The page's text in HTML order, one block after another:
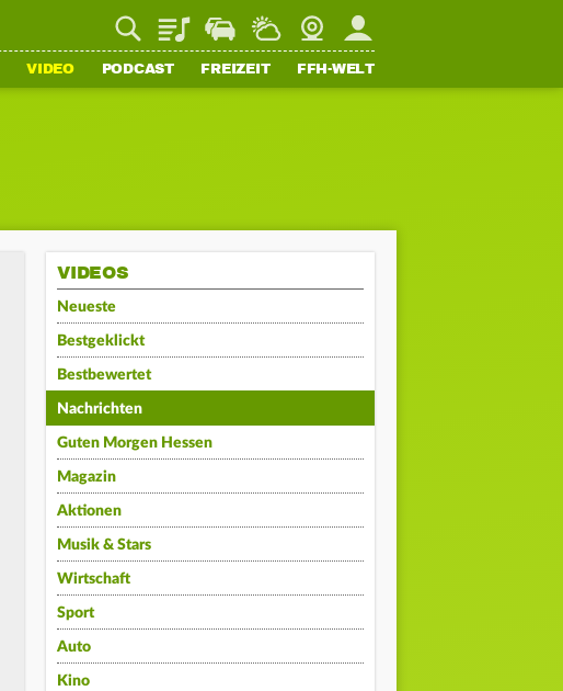
PlaylistStaupilotWetterWebcamMein FFH
VIDEO PODCAST FREIZEIT FFH-WELT
VIDEOS
Neueste
Bestgeklickt
Bestbewertet
Nachrichten
Guten Morgen Hessen
Magazin
Aktionen
Musik & Stars
Wirtschaft
Sport
Auto
Kino